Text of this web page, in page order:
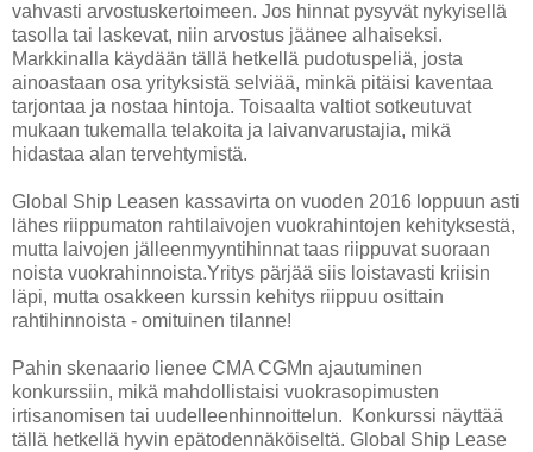
vahvasti arvostuskertoimeen. Jos hinnat pysyvät nykyisellä
tasolla tai laskevat, niin arvostus jäänee alhaiseksi.
Markkinalla käydään tällä hetkellä pudotuspeliä, josta
ainoastaan osa yrityksistä selviää, minkä pitäisi kaventaa
tarjontaa ja nostaa hintoja. Toisaalta valtiot sotkeutuvat
mukaan tukemalla telakoita ja laivanvarustajia, mikä
hidastaa alan tervehtymistä.
Global Ship Leasen kassavirta on vuoden 2016 loppuun asti
lähes riippumaton rahtilaivojen vuokrahintojen kehityksestä,
mutta laivojen jälleenmyyntihinnat taas riippuvat suoraan
noista vuokrahinnoista.Yritys pärjää siis loistavasti kriisin
läpi, mutta osakkeen kurssin kehitys riippuu osittain
rahtihinnoista - omituinen tilanne!
Pahin skenaario lienee CMA CGMn ajautuminen
konkurssiin, mikä mahdollistaisi vuokrasopimusten
irtisanomisen tai uudelleenhinnoittelun. Konkurssi näyttää
tällä hetkellä hyvin epätodennäköiseltä. Global Ship Lease